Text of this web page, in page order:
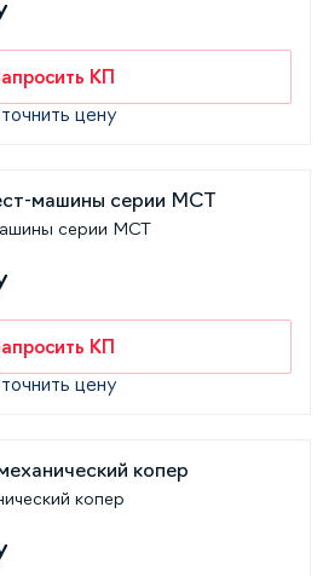
КП
цену
серии MCT
КП
цену
копер